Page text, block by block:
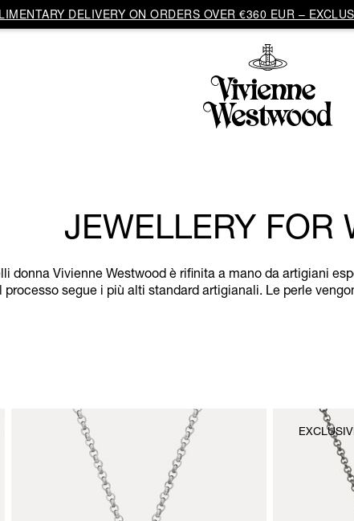
DELIVERY ON ORDERS OVER €360 EUR –
JEWELLERY FOR
donna Vivienne Westwood è rifinita a mano da artigiani
segue i più alti standard artigianali. Le perle